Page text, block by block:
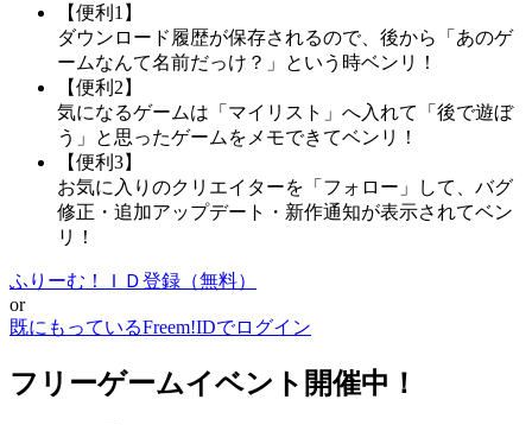
【便利1】
ダウンロード履歴が保存されるので、後から「あのゲ
ームなんて名前だっけ？」という時ベンリ！
【便利2】
気になるゲームは「マイリスト」へ入れて「後で遊ぼ
う」と思ったゲームをメモできてベンリ！
【便利3】
お気に入りのクリエイターを「フォロー」して、バグ
修正・追加アップデート・新作通知が表示されてベン
リ！
ふりーむ！ＩＤ登録（無料）
or
既にもっているFreem!IDでログイン
フリーゲームイベント開催中！